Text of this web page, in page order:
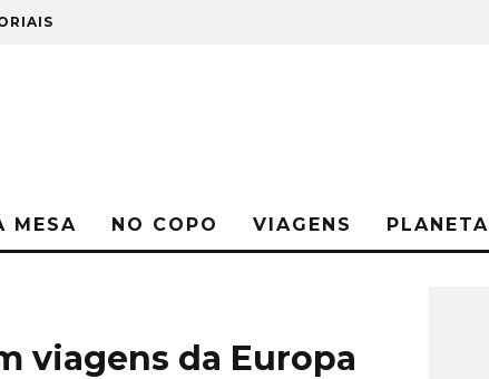
MESA NO COPO VIAGENS PLANETA
viagens da Europa